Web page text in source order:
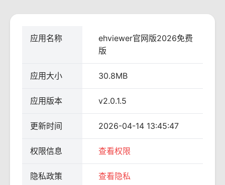
应用名称
ehviewer官网版2026免费
版
应用大小 30.8MB
应用版本 v2.0.1.5
更新时间 2026-04-14 13:45:47
权限信息 查看权限
隐私政策 查看隐私